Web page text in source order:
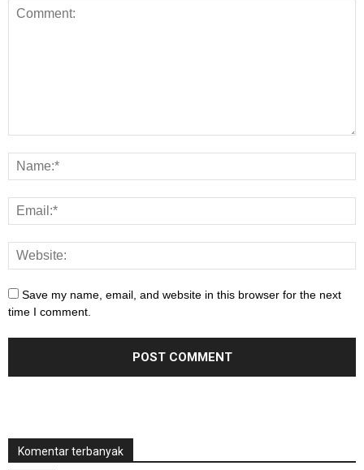
Save my name, email, and website in this browser for the next
time I comment.
Komentar terbanyak